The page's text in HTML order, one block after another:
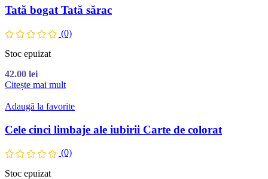
Tată bogat Tată sărac
(0)
Stoc epuizat
42.00 lei
Citește mai mult
Adaugă la favorite
Cele cinci limbaje ale iubirii Carte de colorat
(0)
Stoc epuizat